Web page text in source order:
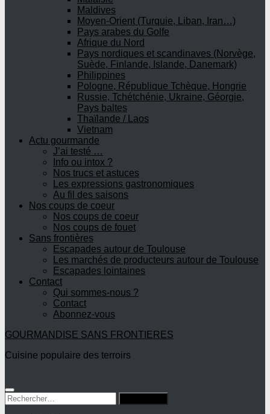
Maldives
Moyen-Orient (Turquie, Liban, Iran…)
Pays arabes du Golfe
Afrique du Nord
Pays nordiques et scandinaves (Norvège,
Suède, Finlande, Islande, Danemark)
Philippines
Pologne, République Tchèque, Hongrie
Russie, Tchétchénie, Ukraine, Géorgie,
Pays baltes
Thaïlande / Laos
Vietnam
Actu gourmande
J’ai testé …
Info ou intox ?
Nos trucs et astuces
Les expressions gastronomiques
Au fil des saisons
Nos coups de coeur
Nos coups de coeur
Nos coups de fouet
Sans frontières
Escapades autour de Toulouse
Les marchés de producteurs autour de Toulouse
Escapades lointaines
Contact
Qui sommes-nous ?
Contact
Abonnez-vous
GOURMANDISE SANS FRONTIERES
Cuisine populaire des terroirs
Rechercher :